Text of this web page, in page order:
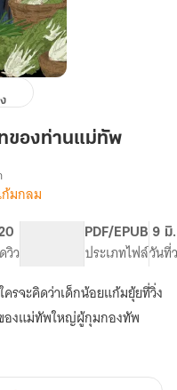
ของท่านแม่ทัพ
ท
มกลม
วิว
PDF/EPUB
ประเภทไฟล์
9 มิ
วันที่
รจะคิดว่าเด็กน้อยแก้มยุ้ยที่วิ่ง
องแม่ทัพใหญ่ผู้กุมกองทัพ